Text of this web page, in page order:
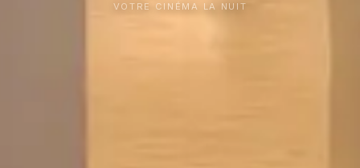
VOTRE CINÉMA LA NUIT